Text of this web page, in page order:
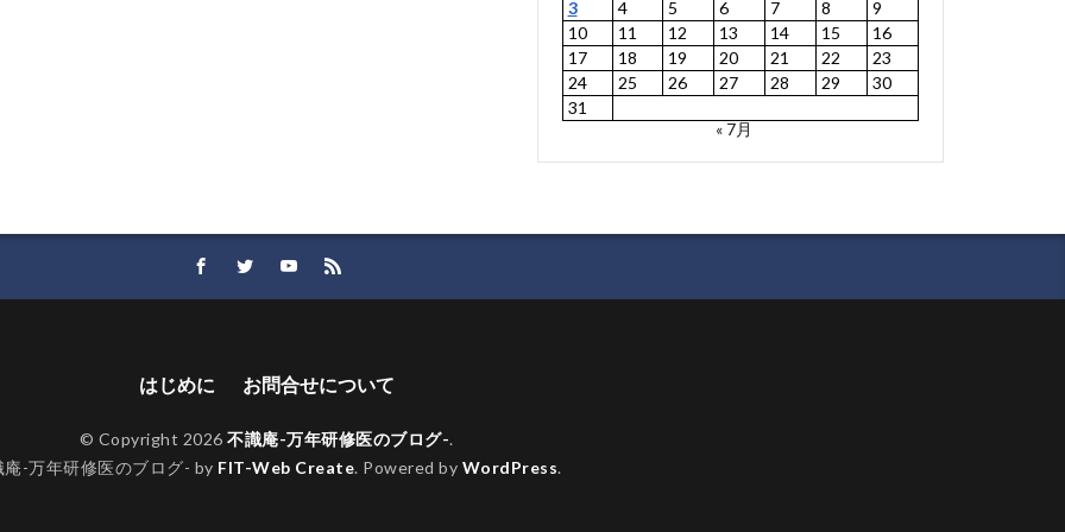
3 4 5 6 7 8
9
10
11 12 13 14 15
16
17
18 19 20 21 22
23
24
25 26 27 28 29
30
31
« 7月
はじめに お問合せについて
© Copyright 2026 不識庵-万年研修医のブログ-.
庵-万年研修医のブログ- by FIT-Web Create. Powered by WordPress.